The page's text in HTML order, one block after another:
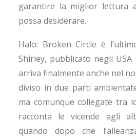
garantire la miglior lettura
possa desiderare.
Halo: Broken Circle è
Shirley, pubblicato negli
arriva finalmente anche nel
diviso in due parti
ma comunque collegate tra
racconta le vicende agli
quando dopo che